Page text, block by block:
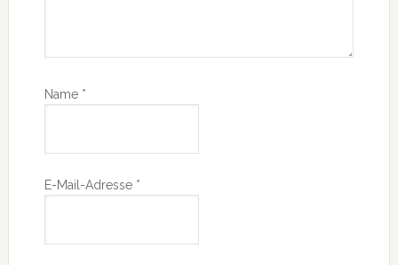
Name *
E-Mail-Adresse *